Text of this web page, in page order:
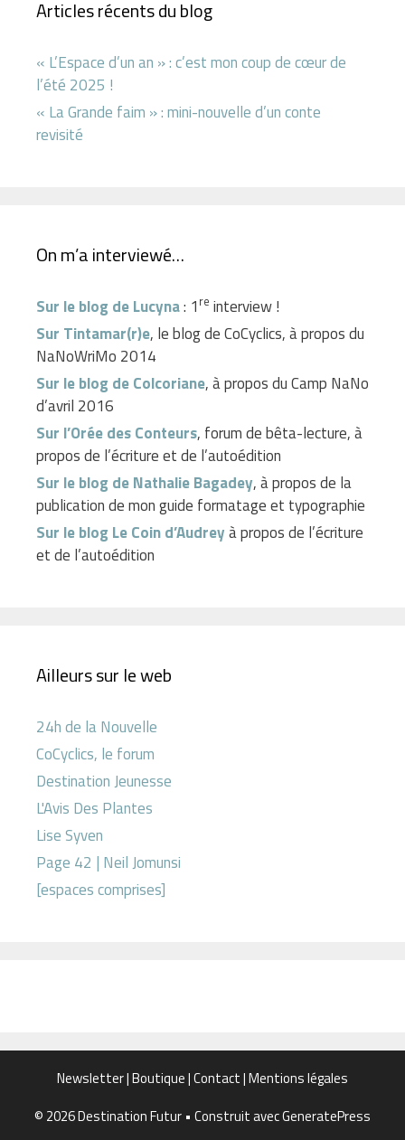
Articles récents du blog
« L’Espace d’un an » : c’est mon coup de cœur de
l’été 2025 !
« La Grande faim » : mini-nouvelle d’un conte
revisité
On m’a interviewé…
Sur le blog de Lucyna: 1 re interview !
Sur Tintamar(r)e, le blog de CoCyclics, à propos du
NaNoWriMo 2014
Sur le blog de Colcoriane, à propos du Camp NaNo
d’avril 2016
Sur l’Orée des Conteurs, forum de bêta-lecture, à
propos de l’écriture et de l’autoédition
Sur le blog de Nathalie Bagadey, à propos de la
publication de mon guide formatage et typographie
Sur le blog Le Coin d’Audreyà propos de l’écriture
et de l’autoédition
Ailleurs sur le web
24h de la Nouvelle
CoCyclics, le forum
Destination Jeunesse
L'Avis Des Plantes
Lise Syven
Page 42 | Neil Jomunsi
[espaces comprises]
Newsletter|Boutique|Contact|Mentions légales
© 2026 Destination Futur • Construit avecGeneratePress